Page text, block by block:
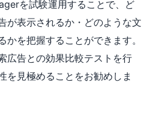
を試験運用することで、ど
が表示されるか・どのような文
かを把握することができます。
広告との効果比較テストを行
を見極めることをお勧めしま